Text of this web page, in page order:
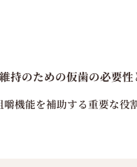
持のための仮歯の必要
機能を補助する重要な役